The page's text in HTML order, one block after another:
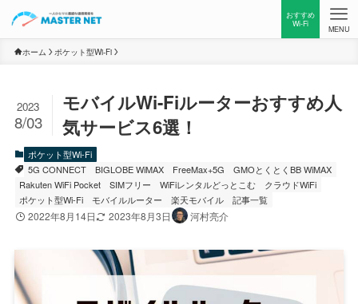
おすすめ
Wi-Fi
MENU
ホーム ポケット型Wi-Fi
モバイルWi-Fiルーターおすすめ人
気サービス6選！
2023
8/03
ポケット型Wi-Fi
5G CONNECT
BIGLOBE WiMAX FreeMax+5G
GMOとくとくBB WiMAX
Rakuten WiFi Pocket
SIMフリー WiFiレンタルどっとこむ
クラウドWiFi
ポケット型Wi-Fi
モバイルルーター 楽天モバイル 記事一覧
2022年8月14日 2023年8月3日 河村亮介